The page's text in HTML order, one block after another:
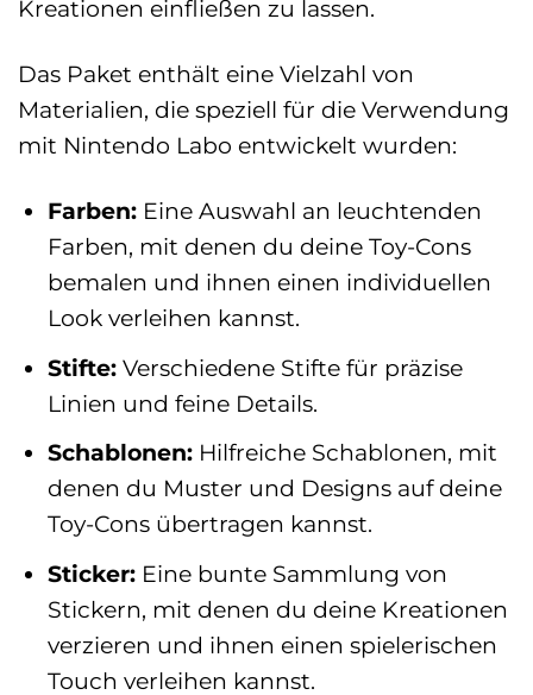
Kreationen einfließen zu lassen.
Das Paket enthält eine Vielzahl von
Materialien, die speziell für die Verwendung
mit Nintendo Labo entwickelt wurden:
Farben:Eine Auswahl an leuchtenden
Farben, mit denen du deine Toy-Cons
bemalen und ihnen einen individuellen
Look verleihen kannst.
Stifte:Verschiedene Stifte für präzise
Linien und feine Details.
Schablonen:Hilfreiche Schablonen, mit
denen du Muster und Designs auf deine
Toy-Cons übertragen kannst.
Sticker:Eine bunte Sammlung von
Stickern, mit denen du deine Kreationen
verzieren und ihnen einen spielerischen
Touch verleihen kannst.